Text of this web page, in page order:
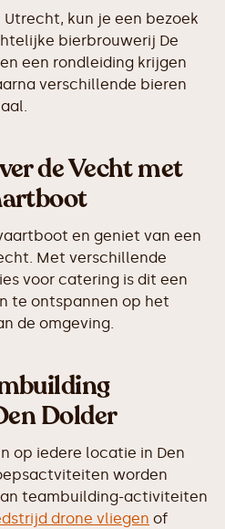
kun je een bezoek
bierbrouwerij De
een rondleiding krijgen
verschillende bieren
de Vecht met
en geniet van een
Met verschillende
voor catering is dit een
te ontspannen op het
de omgeving.
Dolder
op iedere locatie in Den
worden
teambuilding-activiteiten
drone vliegen of